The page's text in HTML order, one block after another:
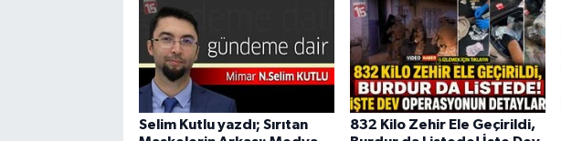
Selim Kutlu yazdı; Sırıtan
832 Kilo Zehir Ele Geçirildi,